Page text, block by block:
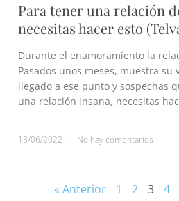
Para tener una relación
necesitas hacer esto
Durante el enamoramiento la
Pasados unos meses, muestra su
llegado a ese punto y sospechas
una relación insana, necesitas
13/06/2022 No hay comentarios
« Anterior 1 2 3 4